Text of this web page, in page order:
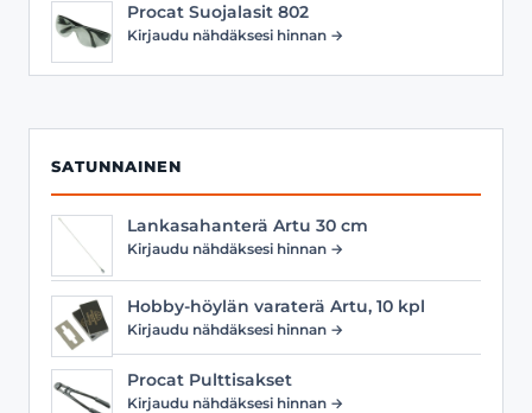
Procat Suojalasit 802
Kirjaudu nähdäksesi hinnan →
SATUNNAINEN
Lankasahanterä Artu 30 cm
Kirjaudu nähdäksesi hinnan →
Hobby-höylän varaterä Artu, 10 kpl
Kirjaudu nähdäksesi hinnan →
Procat Pulttisakset
Kirjaudu nähdäksesi hinnan →